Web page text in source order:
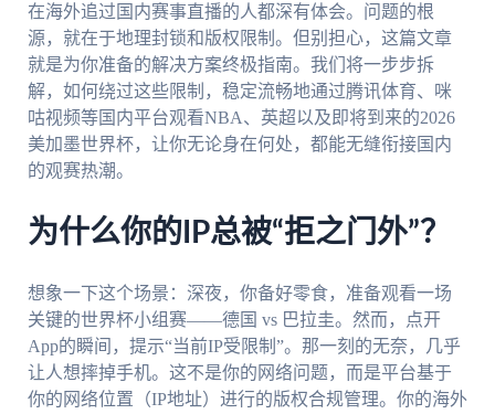
在海外追过国内赛事直播的人都深有体会。问题的根
源，就在于地理封锁和版权限制。但别担心，这篇文章
就是为你准备的解决方案终极指南。我们将一步步拆
解，如何绕过这些限制，稳定流畅地通过腾讯体育、咪
咕视频等国内平台观看NBA、英超以及即将到来的2026
美加墨世界杯，让你无论身在何处，都能无缝衔接国内
的观赛热潮。
为什么你的IP总被“拒之门外”？
想象一下这个场景：深夜，你备好零食，准备观看一场
关键的世界杯小组赛——德国 vs 巴拉圭。然而，点开
App的瞬间，提示“当前IP受限制”。那一刻的无奈，几乎
让人想摔掉手机。这不是你的网络问题，而是平台基于
你的网络位置（IP地址）进行的版权合规管理。你的海外